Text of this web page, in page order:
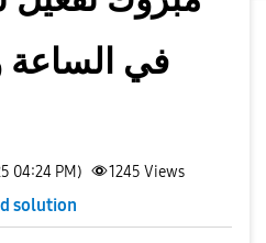
في الساعة
04:24 PM) 1245 Views
solution